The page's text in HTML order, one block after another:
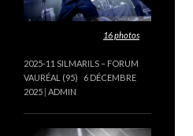
16 photos
2025-11 SILMARILS – FORUM
VAURÉAL (95)
6 DÉCEMBRE
2025 ADMIN